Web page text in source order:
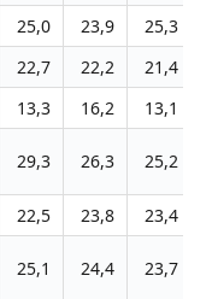
25,0 23,9 25,3
22,7 22,2 21,4
13,3 16,2 13,1
29,3 26,3 25,2
22,5 23,8 23,4
25,1 24,4 23,7